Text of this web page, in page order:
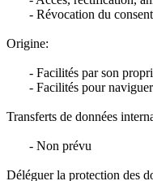
- Révocation du
Origine:
- Facilités par son
- Facilités pour naviguer
Transferts de données
- Non prévu
Déléguer la protection des